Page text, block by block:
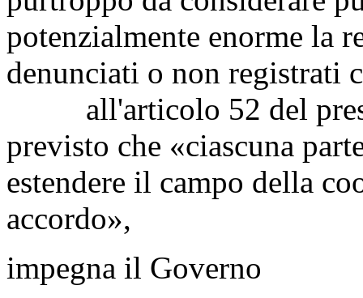
potenzialmente enorme la
denunciati o non registrati
all'articolo 52 del
previsto che «ciascuna
estendere il campo della
accordo»,
impegna il Governo